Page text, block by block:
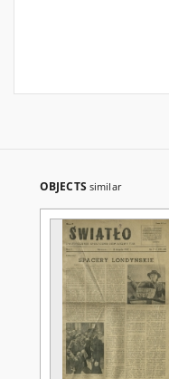
OBJECTS similar